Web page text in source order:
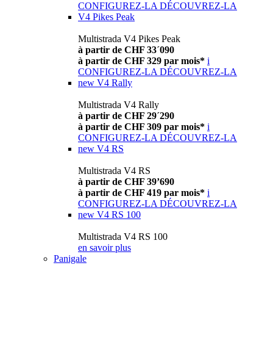
CONFIGUREZ-LA DÉCOUVREZ-LA
V4 Pikes Peak
Multistrada V4 Pikes Peak
à partir de CHF 33´090
à partir de CHF 329 par mois* i
CONFIGUREZ-LA DÉCOUVREZ-LA
new V4 Rally
Multistrada V4 Rally
à partir de CHF 29´290
à partir de CHF 309 par mois* i
CONFIGUREZ-LA DÉCOUVREZ-LA
new V4 RS
Multistrada V4 RS
à partir de CHF 39’690
à partir de CHF 419 par mois* i
CONFIGUREZ-LA DÉCOUVREZ-LA
new V4 RS 100
Multistrada V4 RS 100
en savoir plus
Panigale